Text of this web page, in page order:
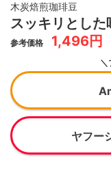
木炭焙煎珈琲豆
スッキリとした
参考価格 1,496円
＼
ヤフー